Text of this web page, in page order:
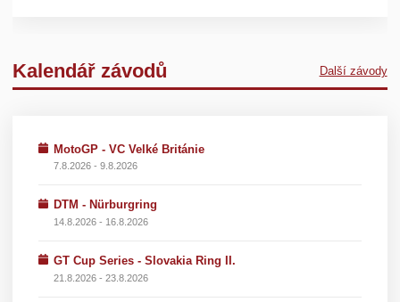
Kalendář závodů Další závody
MotoGP - VC Velké Británie
7.8.2026 - 9.8.2026
DTM - Nürburgring
14.8.2026 - 16.8.2026
GT Cup Series - Slovakia Ring II.
21.8.2026 - 23.8.2026